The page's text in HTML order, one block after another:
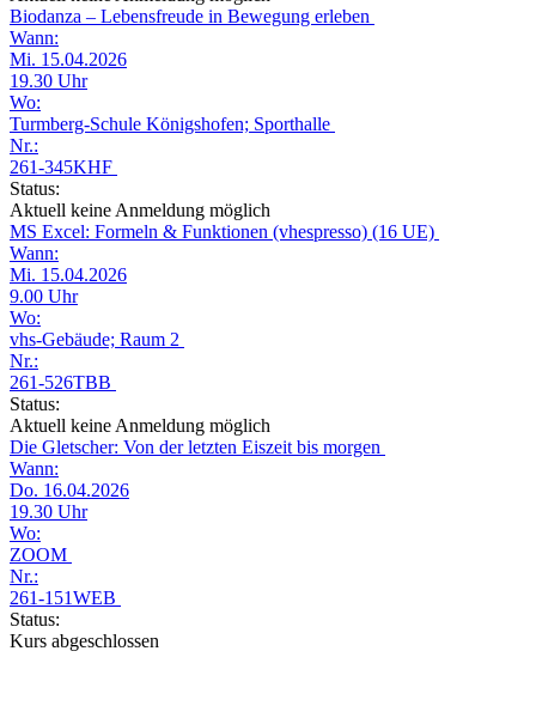
Biodanza – Lebensfreude in Bewegung erleben
Wann:
Mi. 15.04.2026
19.30 Uhr
Wo:
Turmberg-Schule Königshofen; Sporthalle
Nr.:
261-345KHF
Status:
Aktuell keine Anmeldung möglich
MS Excel: Formeln & Funktionen (vhespresso) (16 UE)
Wann:
Mi. 15.04.2026
9.00 Uhr
Wo:
vhs-Gebäude; Raum 2
Nr.:
261-526TBB
Status:
Aktuell keine Anmeldung möglich
Die Gletscher: Von der letzten Eiszeit bis morgen
Wann:
Do. 16.04.2026
19.30 Uhr
Wo:
ZOOM
Nr.:
261-151WEB
Status:
Kurs abgeschlossen